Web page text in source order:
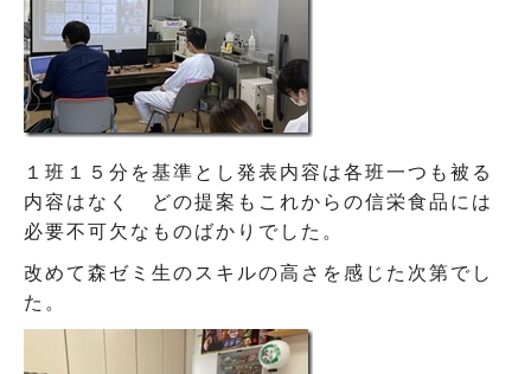
１班１５分を基準とし発表内容は各班一つも被る
内容はなく どの提案もこれからの信栄食品には
必要不可欠なものばかりでした。
改めて森ゼミ生のスキルの高さを感じた次第でし
た。